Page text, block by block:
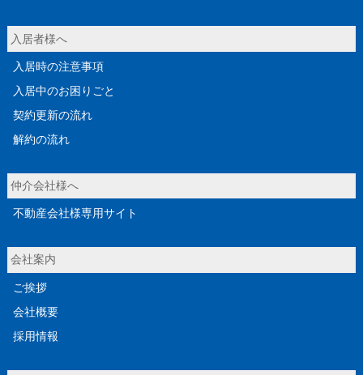
入居者様へ
入居時の注意事項
入居中のお困りごと
契約更新の流れ
解約の流れ
仲介会社様へ
不動産会社様専用サイト
会社案内
ご挨拶
会社概要
採用情報